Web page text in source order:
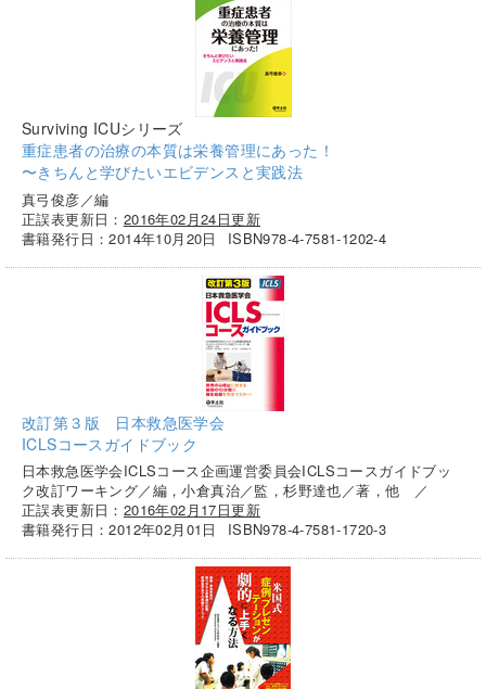
Surviving ICUシリーズ
重症患者の治療の本質は栄養管理にあった！
〜きちんと学びたいエビデンスと実践法
真弓俊彦／編
正誤表更新日： 2016年02月24日更新
書籍発行日：2014年10月20日
ISBN978-4-7581-1202-4
改訂第３版 日本救急医学会
ICLSコースガイドブック
日本救急医学会ICLSコース企画運営委員会ICLSコースガイドブッ
ク改訂ワーキング／編，小倉真治／監，杉野達也／著，他 ／
正誤表更新日： 2016年02月17日更新
書籍発行日：2012年02月01日
ISBN978-4-7581-1720-3